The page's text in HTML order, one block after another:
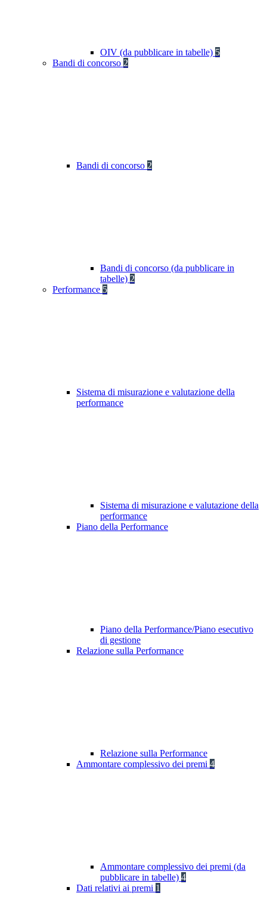
OIV (da pubblicare in tabelle) 5
Bandi di concorso 2
Bandi di concorso 2
Bandi di concorso (da pubblicare in
tabelle) 2
Performance 5
Sistema di misurazione e valutazione della
performance
Sistema di misurazione e valutazione della
performance
Piano della Performance
Piano della Performance/Piano esecutivo
di gestione
Relazione sulla Performance
Relazione sulla Performance
Ammontare complessivo dei premi 4
Ammontare complessivo dei premi (da
pubblicare in tabelle) 4
Dati relativi ai premi 1